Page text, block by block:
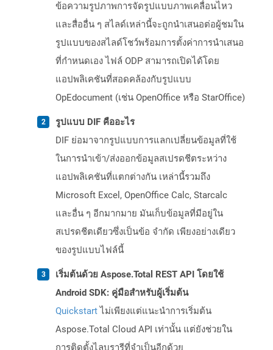
ข้อความรูปภาพการจัดรูปแบบภาพเคลื่อนไหว
และสื่ออื่น ๆ สไลด์เหล่านี้จะถูกนำเสนอต่อผู้ชมใน
รูปแบบของสไลด์โชว์พร้อมการตั้งค่าการนำเสนอ
ที่กำหนดเอง ไฟล์ ODP สามารถเปิดได้โดย
แอปพลิเคชันที่สอดคล้องกับรูปแบบ
OpEdocument (เช่น OpenOffice หรือ StarOffice)
รูปแบบ DIF คืออะไร
DIF ย่อมาจากรูปแบบการแลกเปลี่ยนข้อมูลที่ใช้
ในการนำเข้า/ส่งออกข้อมูลสเปรดชีตระหว่าง
แอปพลิเคชันที่แตกต่างกัน เหล่านี้รวมถึง
Microsoft Excel, OpenOffice Calc, Starcalc
และอื่น ๆ อีกมากมาย มันเก็บข้อมูลที่มีอยู่ใน
สเปรดชีตเดียวซึ่งเป็นข้อ จำกัด เพียงอย่างเดียว
ของรูปแบบไฟล์นี้
เริ่มต้นด้วย Aspose.Total REST API โดยใช้
Android SDK: คู่มือสำหรับผู้เริ่มต้น
Quickstartไม่เพียงแต่แนะนำการเริ่มต้น
Aspose.Total Cloud API เท่านั้น แต่ยังช่วยใน
การติดตั้งไลบรารีที่จำเป็นอีกด้วย